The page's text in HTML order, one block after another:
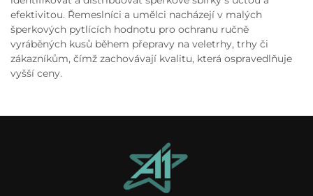
efektivitou. Řemeslníci a umělci nacházejí v malých
šperkových pytlících hodnotu pro ochranu ručně
vyráběných kusů během přepravy na veletrhy, trhy či
zákazníkům, čímž zachovávají kvalitu, která ospravedlňuje
vyšší ceny.